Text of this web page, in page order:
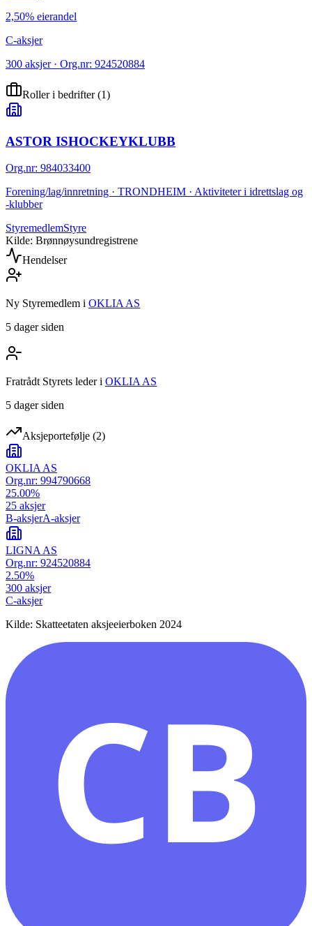
2,50% eierandel
C-aksjer
300 aksjer · Org.nr: 924520884
Roller i bedrifter(1)
ASTOR ISHOCKEYKLUBB
Org.nr: 984033400
Forening/lag/innretning · TRONDHEIM · Aktiviteter i idrettslag og
-klubber
StyremedlemStyre
Kilde: Brønnøysundregistrene
Hendelser
Ny Styremedlem i OKLIA AS
5 dager siden
Fratrådt Styrets lederi OKLIA AS
5 dager siden
Aksjeportefølje (2)
OKLIA AS
Org.nr: 994790668
25.00%
25 aksjer
B-aksjerA-aksjer
LIGNA AS
Org.nr: 924520884
2.50%
300 aksjer
C-aksjer
Kilde: Skatteetaten aksjeeierboken 2024
CB